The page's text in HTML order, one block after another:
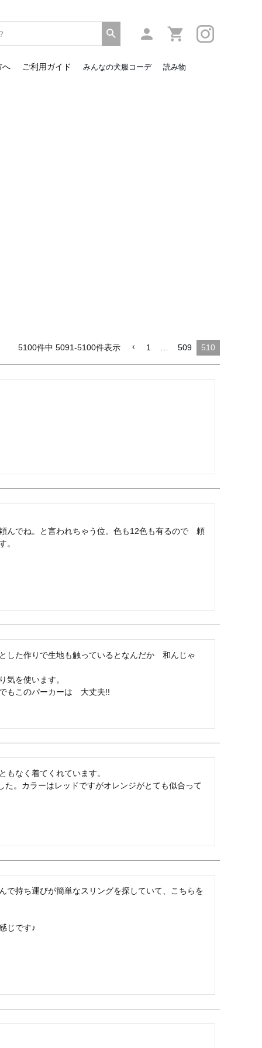
へ ご利用ガイド みんなの犬服コーデ 読み物
5100件中 5091-5100件表示 1 509 510
んでね。と言われちゃう位。色も12色も有るので　頼
。
した作りで生地も触っているとなんだか　和んじゃ
気を使います。
もこのパーカーは　大丈夫!!
もなく着てくれています。
。カラーはレッドですがオレンジがとても似合って
で持ち運びが簡単なスリングを探していて、こちらを
じです♪